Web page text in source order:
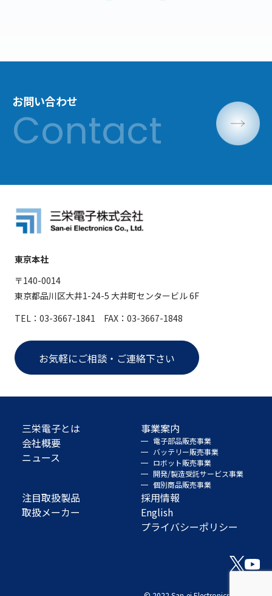
お問い合わせ
東京本社
〒140-0014
東京都品川区大井1-24-5 大井町センタービル 6F
TEL：03-3667-1841 FAX：03-3667-1848
お気軽にご相談・ご連絡下さい
三栄電子とは
会社概要
ニュース
事業案内
電子部品販売事業
バッテリー販売事業
ロボット販売事業
開発/製造受託サービス事業
個別商品販売事業
注目取扱製品
取扱メーカー
採用情報
English
プライバシーポリシー